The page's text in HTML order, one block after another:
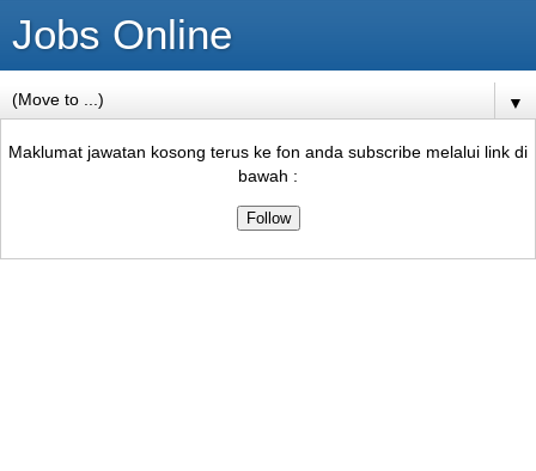
Jobs Online
▼
Maklumat jawatan kosong terus ke fon anda subscribe melalui link di
bawah :